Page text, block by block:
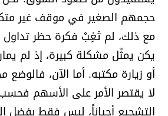
حجمهم الصغير في موقف غير
مع ذلك، لم تَغِبْ فكرة حظر تداول
يكن يمثّل مشكلة كبيرة، إذ لم
أو زيارة مكتبه. أما الآن،
لا يقتصر الأمر على الأسهم